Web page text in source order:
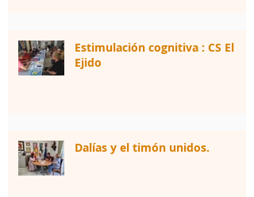
Estimulación cognitiva : CS El
Ejido
Dalías y el timón unidos.